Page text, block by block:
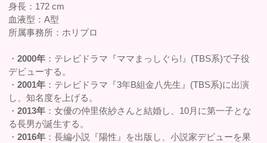
身長：172 cm
血液型：A型
所属事務所：ホリプロ
・2000年 ：テレビドラマ『ママまっしぐら!』(TBS系)で子役
デビューする。
・2001年 ：テレビドラマ『3年B組金八先生』(TBS系)に出演
し、知名度を上げる。
・2013年 ：女優の仲里依紗さんと結婚し、10月に第一子とな
る長男が誕生する。
・2016年 ：長編小説『陽性』を出版し、小説家デビューを果